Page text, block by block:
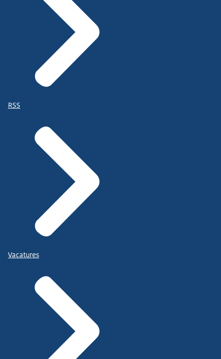
RSS
Vacatures